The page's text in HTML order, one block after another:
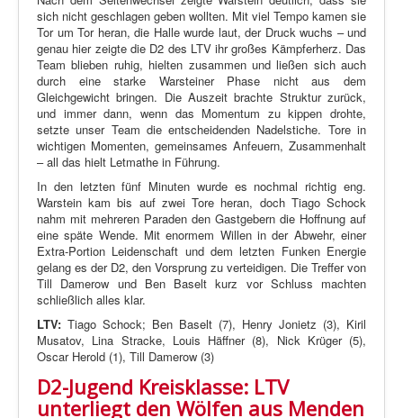
sich nicht geschlagen geben wollten. Mit viel Tempo kamen sie
Tor um Tor heran, die Halle wurde laut, der Druck wuchs – und
genau hier zeigte die D2 des LTV ihr großes Kämpferherz. Das
Team blieben ruhig, hielten zusammen und ließen sich auch
durch eine starke Warsteiner Phase nicht aus dem
Gleichgewicht bringen. Die Auszeit brachte Struktur zurück,
und immer dann, wenn das Momentum zu kippen drohte,
setzte unser Team die entscheidenden Nadelstiche. Tore in
wichtigen Momenten, gemeinsames Anfeuern, Zusammenhalt
– all das hielt Letmathe in Führung.
In den letzten fünf Minuten wurde es nochmal richtig eng.
Warstein kam bis auf zwei Tore heran, doch Tiago Schock
nahm mit mehreren Paraden den Gastgebern die Hoffnung auf
eine späte Wende. Mit enormem Willen in der Abwehr, einer
Extra-Portion Leidenschaft und dem letzten Funken Energie
gelang es der D2, den Vorsprung zu verteidigen. Die Treffer von
Till Damerow und Ben Baselt kurz vor Schluss machten
schließlich alles klar.
LTV: Tiago Schock; Ben Baselt (7), Henry Jonietz (3), Kiril
Musatov, Lina Stracke, Louis Häffner (8), Nick Krüger (5),
Oscar Herold (1), Till Damerow (3)
D2-Jugend Kreisklasse: LTV
unterliegt den Wölfen aus Menden